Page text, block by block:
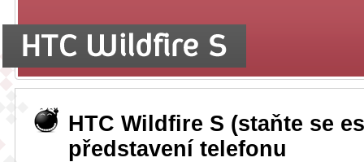
HTC Wildfire S (staňte se
představení telefonu